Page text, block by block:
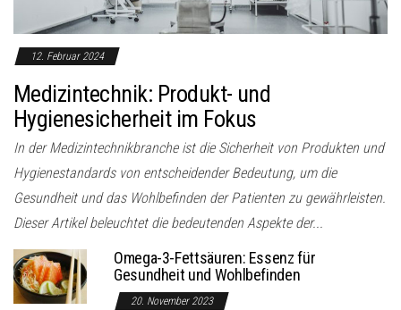
12. Februar 2024
Medizintechnik: Produkt- und
Hygienesicherheit im Fokus
In der Medizintechnikbranche ist die Sicherheit von Produkten und
Hygienestandards von entscheidender Bedeutung, um die
Gesundheit und das Wohlbefinden der Patienten zu gewährleisten.
Dieser Artikel beleuchtet die bedeutenden Aspekte der...
Omega-3-Fettsäuren: Essenz für
Gesundheit und Wohlbefinden
20. November 2023